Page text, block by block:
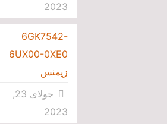
2023
6GK7542-
6UX00-0XE0
زیمنس
جولای 23,
2023